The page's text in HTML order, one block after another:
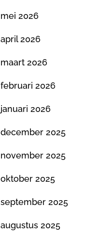
mei 2026
april 2026
maart 2026
februari 2026
januari 2026
december 2025
november 2025
oktober 2025
september 2025
augustus 2025